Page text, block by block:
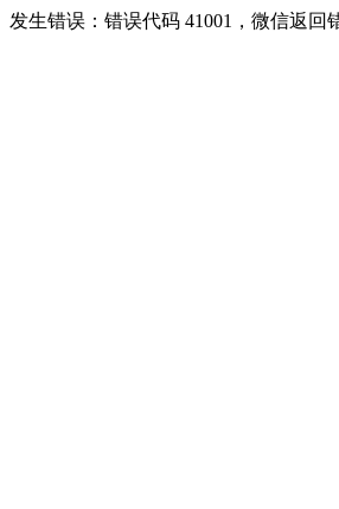
发生错误：错误代码 41001，微信返回